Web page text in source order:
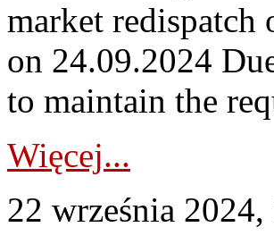
market redispatch
on 24.09.2024
to maintain the
Więcej...
22 września 2024,